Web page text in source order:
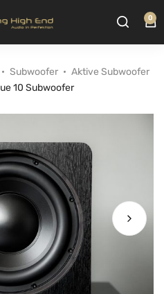
0
Subwoofer
Aktive Subwoofer
10 Subwoofer